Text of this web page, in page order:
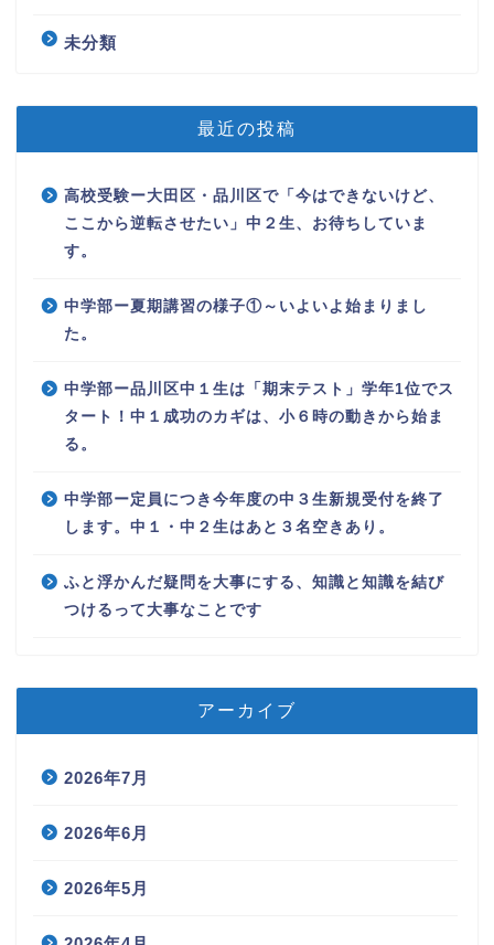
未分類
最近の投稿
高校受験ー大田区・品川区で「今はできないけど、
ここから逆転させたい」中２生、お待ちしていま
す。
中学部ー夏期講習の様子①～いよいよ始まりまし
た。
中学部ー品川区中１生は「期末テスト」学年1位でス
タート！中１成功のカギは、小６時の動きから始ま
る。
中学部ー定員につき今年度の中３生新規受付を終了
します。中１・中２生はあと３名空きあり。
ふと浮かんだ疑問を大事にする、知識と知識を結び
つけるって大事なことです
アーカイブ
2026年7月
2026年6月
2026年5月